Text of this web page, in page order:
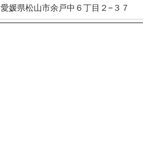
愛媛県松山市余戸中６丁目２−３７